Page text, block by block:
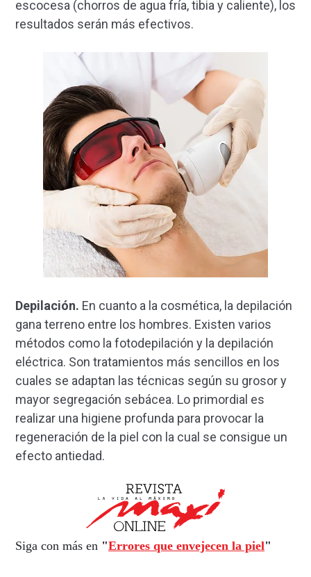
escocesa (chorros de agua fría, tibia y caliente), los
resultados serán más efectivos.
Depilación. En cuanto a la cosmética, la depilación
gana terreno entre los hombres. Existen varios
métodos como la fotodepilación y la depilación
eléctrica. Son tratamientos más sencillos en los
cuales se adaptan las técnicas según su grosor y
mayor segregación sebácea. Lo primordial es
realizar una higiene profunda para provocar la
regeneración de la piel con la cual se consigue un
efecto antiedad.
Siga con más en "Errores que envejecen la piel"